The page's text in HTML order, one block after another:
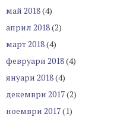
май 2018(4)
април 2018(2)
март 2018(4)
февруари 2018(4)
януари 2018(4)
декември 2017(2)
ноември 2017(1)